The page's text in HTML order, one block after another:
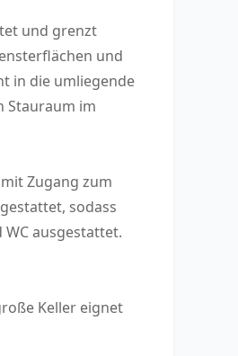
und grenzt
und
in die umliegende
Stauraum im
Zugang zum
sodass
ausgestattet.
Keller eignet